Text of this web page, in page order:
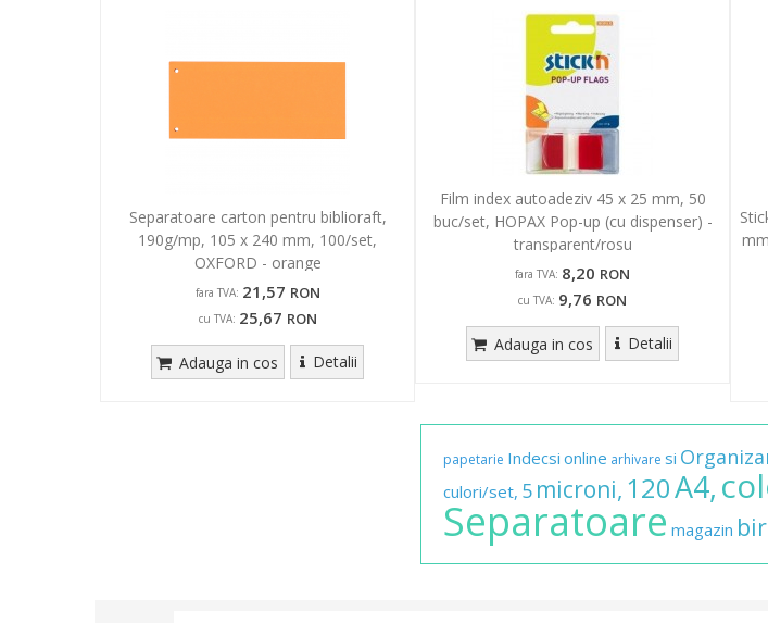
Separatoare carton pentru biblioraft,
190g/mp, 105 x 240 mm, 100/set,
OXFORD - orange
fara TVA: 21,57 RON
cu TVA: 25,67 RON
Adauga in cos Detalii
Film index autoadeziv 45 x 25 mm, 50
buc/set, HOPAX Pop-up (cu dispenser) -
transparent/rosu
fara TVA: 8,20 RON
cu TVA: 9,76 RON
Adauga in cos Detalii
papetarie Indecsi online arhivare si
culori/set, 5 microni, 120A4,
Separatoare magazin